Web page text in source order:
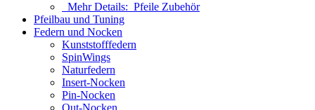
Mehr Details: Pfeile Zubehör
Pfeilbau und Tuning
Federn und Nocken
Kunststofffedern
SpinWings
Naturfedern
Insert-Nocken
Pin-Nocken
Out-Nocken